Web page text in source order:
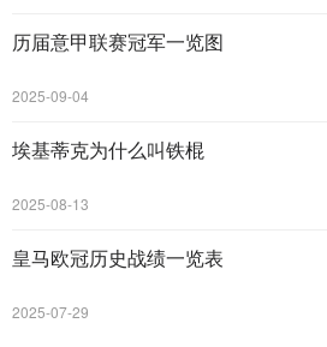
历届意甲联赛冠军一览图
2025-09-04
埃基蒂克为什么叫铁棍
2025-08-13
皇马欧冠历史战绩一览表
2025-07-29